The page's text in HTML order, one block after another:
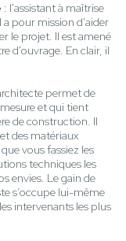
: l'assistant à maîtrise
pour mission d'aider
le projet. Il est amené
d'ouvrage. En clair, il
permet de
et qui tient
de construction. Il
des matériaux
vous fassiez les
techniques les
envies. Le gain de
s’occupe lui-même
intervenants les plus